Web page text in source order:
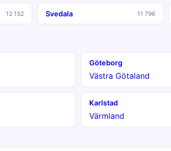
12 152 Svedala 11 796
Göteborg
Västra Götaland
Karlstad
Värmland